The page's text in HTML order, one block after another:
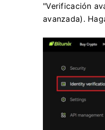
"Verificación
avanzada).